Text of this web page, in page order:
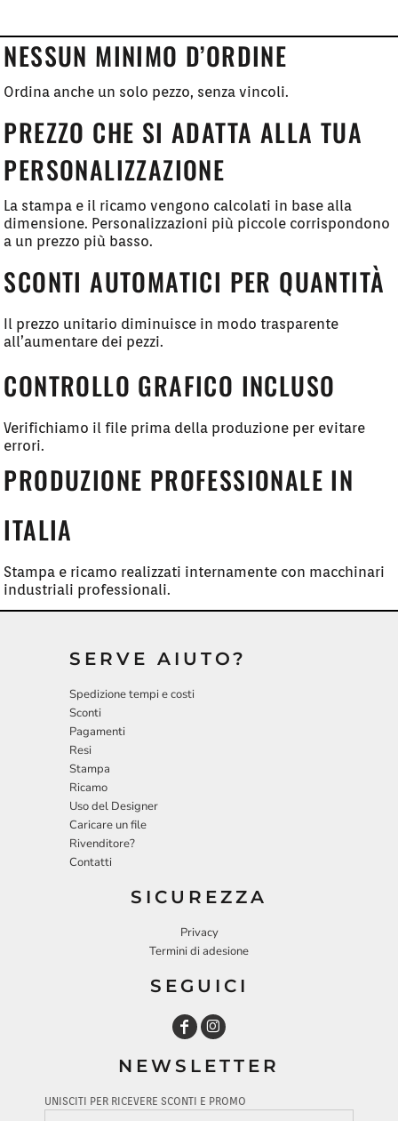
NESSUN MINIMO D’ORDINE
Ordina anche un solo pezzo, senza vincoli.
PREZZO CHE SI ADATTA ALLA TUA
PERSONALIZZAZIONE
La stampa e il ricamo vengono calcolati in base alla
dimensione. Personalizzazioni più piccole corrispondono
a un prezzo più basso.
SCONTI AUTOMATICI PER QUANTITÀ
Il prezzo unitario diminuisce in modo trasparente
all’aumentare dei pezzi.
CONTROLLO GRAFICO INCLUSO
Verifichiamo il file prima della produzione per evitare
errori.
PRODUZIONE PROFESSIONALE IN
ITALIA
Stampa e ricamo realizzati internamente con macchinari
industriali professionali.
SERVE AIUTO?
Spedizione tempi e costi
Sconti
Pagamenti
Resi
Stampa
Ricamo
Uso del Designer
Caricare un file
Rivenditore?
Contatti
SICUREZZA
Privacy
Termini di adesione
SEGUICI
NEWSLETTER
UNISCITI PER RICEVERE SCONTI E PROMO